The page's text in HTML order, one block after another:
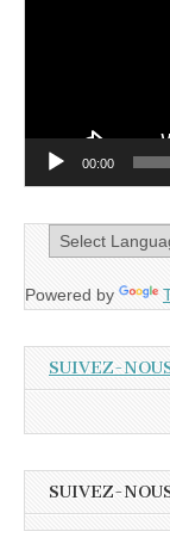
00:00
Powered by
SUIVEZ-
SUIVEZ-